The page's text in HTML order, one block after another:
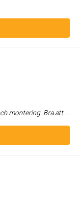
allt i samma butik. Trevlig personal.